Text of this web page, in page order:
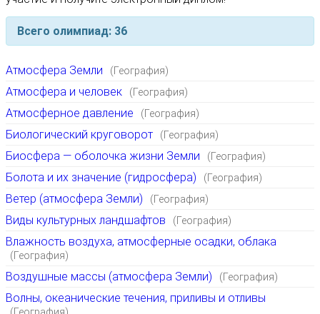
Всего олимпиад: 36
Атмосфера Земли (География)
Атмосфера и человек (География)
Атмосферное давление (География)
Биологический круговорот (География)
Биосфера — оболочка жизни Земли (География)
Болота и их значение (гидросфера) (География)
Ветер (атмосфера Земли) (География)
Виды культурных ландшафтов (География)
Влажность воздуха, атмосферные осадки, облака
(География)
Воздушные массы (атмосфера Земли) (География)
Волны, океанические течения, приливы и отливы